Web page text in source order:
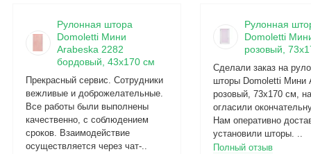
Рулонная штора
Domoletti Мини
Arabeska 2282
бордовый, 43x170 см
Прекрасный сервис. Сотрудники
вежливые и доброжелательные.
Все работы были выполнены
качественно, с соблюдением
сроков. Взаимодействие
осуществляется через чат-..
Рулонная
Domoletti
розовый,
Сделали заказ на
шторы Domoletti Мини
розовый, 73x170 см,
огласили
Нам оперативно
установили шторы. ..
Полный отзыв